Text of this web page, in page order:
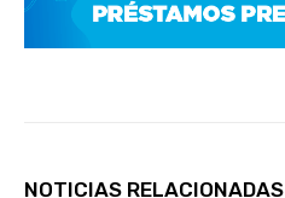
NOTICIAS RELACIONADAS